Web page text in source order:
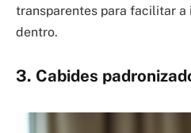
transparentes para facilitar
dentro.
3. Cabides